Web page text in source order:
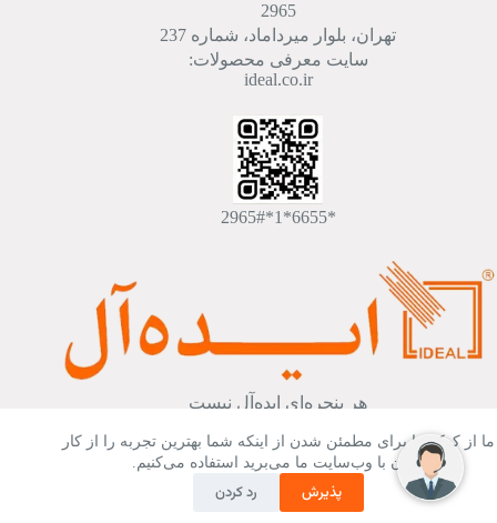
ما از کوکی‌ها برای مطمئن شدن از اینکه شما بهترین تجربه را از کار
کردن با وب‌سایت ما می‌برید استفاده می‌کنیم.
پذیرش رد کردن
2965
تهران، بلوار میرداماد، شماره 237
سایت معرفی محصولات:
ideal.co.ir
*6655*1*2965#
هر پنجره‌ای ایده‌آل نیست